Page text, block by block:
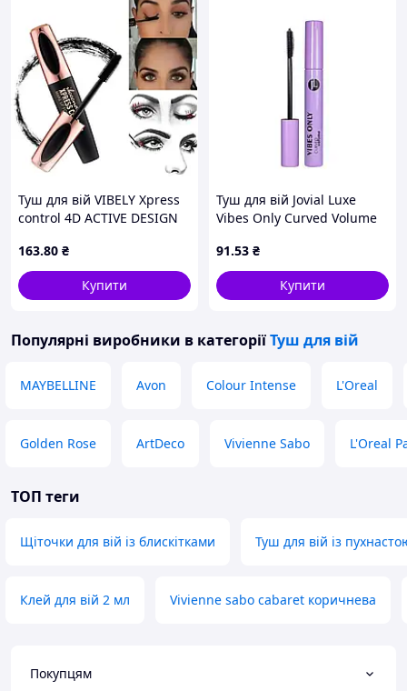
Туш для вій VIBELY Xpress
control 4D ACTIVE DESIGN
163.80 ₴
Купити
Туш для вій Jovial Luxe
Vibes Only Curved Volume
мл Daily Skin Care
91.53 ₴
Купити
Популярні виробники в категоріїТуш для вій
MAYBELLINE Avon Colour Intense L'Oreal
Golden Rose ArtDeco Vivienne Sabo L'Oreal
ТОП теги
Щіточки для вій із блискітками Туш для вій із
Клей для вій 2 мл Vivienne sabo cabaret коричнева
Покупцям